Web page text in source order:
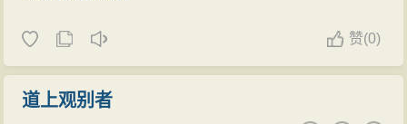
赞(0)
道上观别者